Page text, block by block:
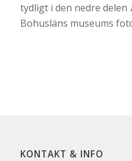
tydligt i den nedre delen
Bohusläns museums
KONTAKT & INFO